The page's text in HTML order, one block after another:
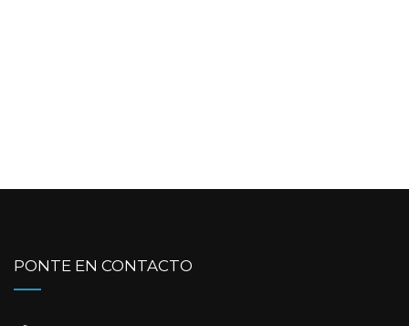
PONTE EN CONTACTO